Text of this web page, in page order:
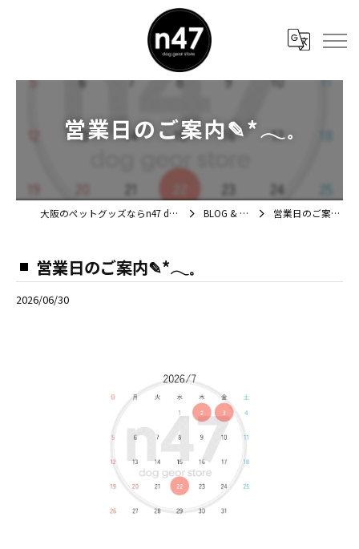
営業日のご案内✎*𓂃𓈒
大阪のペットグッズならn47 dog gear store BLOG & NEWS 営業日のご案内✎*𓂃𓈒
営業日のご案内✎*𓂃𓈒
2026/06/30